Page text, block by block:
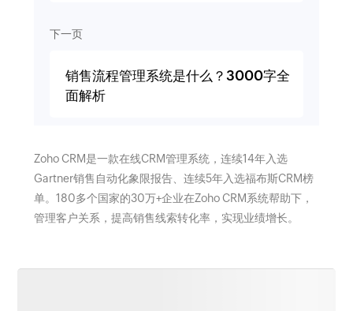
下一页
销售流程管理系统是什么？3000字全
面解析
Zoho CRM是一款在线CRM管理系统，连续14年入选
Gartner销售自动化象限报告、连续5年入选福布斯CRM榜
单。180多个国家的30万+企业在Zoho CRM系统帮助下，
管理客户关系，提高销售线索转化率，实现业绩增长。